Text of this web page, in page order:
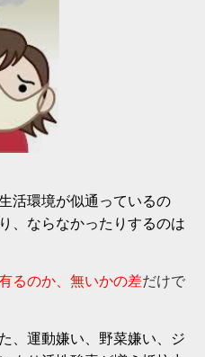
活環境が似通っているの
、ならなかったりするのは
るのか、無いかの差だけで
、運動嫌い、野菜嫌い、ジ